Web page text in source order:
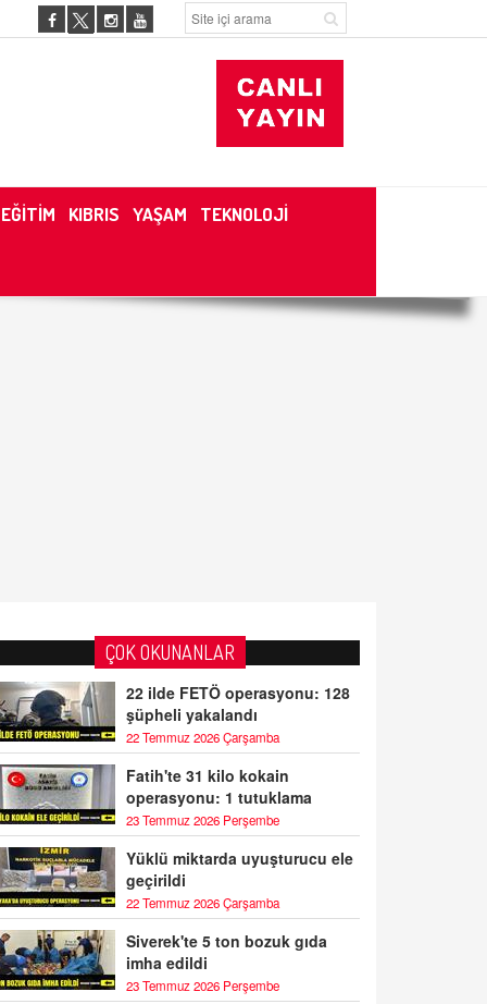
EĞİTİM KIBRIS YAŞAM TEKNOLOJİ
ÇOK OKUNANLAR
22 ilde FETÖ operasyonu: 128
şüpheli yakalandı
22 Temmuz 2026 Çarşamba
Fatih'te 31 kilo kokain
operasyonu: 1 tutuklama
23 Temmuz 2026 Perşembe
Yüklü miktarda uyuşturucu ele
geçirildi
22 Temmuz 2026 Çarşamba
Siverek'te 5 ton bozuk gıda
imha edildi
23 Temmuz 2026 Perşembe